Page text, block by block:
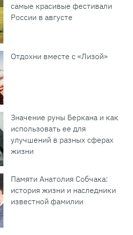
самые красивые фестивали
России в августе
Отдохни вместе с «Лизой»
Значение руны Беркана и как
использовать ее для
улучшений в разных сферах
жизни
Памяти Анатолия Собчака:
история жизни и наследники
известной фамилии